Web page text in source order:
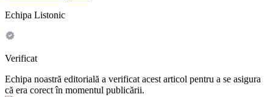
Echipa Listonic
Verificat
Echipa noastră editorială a verificat acest articol pentru a se asigura
că era corect în momentul publicării.